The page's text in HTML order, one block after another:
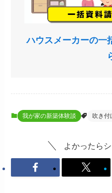
ハウスメーカーの一
我が家の新築体験談 吹き付
よかったら